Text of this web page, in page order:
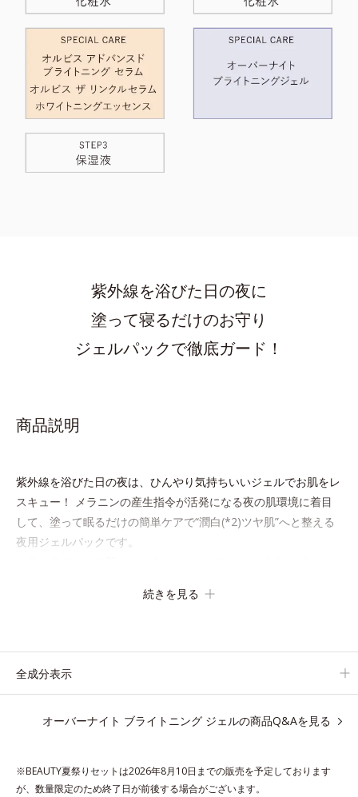
紫外線を浴びた日の夜に
塗って寝るだけのお守り
ジェルパックで徹底ガード！
商品説明
紫外線を浴びた日の夜は、ひんやり気持ちいいジェルでお肌をレ
スキュー！ メラニンの産生指令が活発になる夜の肌環境に着目
して、塗って眠るだけの簡単ケアで“潤白(*2)ツヤ肌”へと整える
夜用ジェルパックです。
やすい肌環境を叶えます。
っちり質感に、最後はなめらかな水膜へと3変化。
ーします。
続きを見る
全成分表示
オーバーナイト ブライトニング ジェルの商品Q&Aを見る
※BEAUTY夏祭りセットは2026年8月10日までの販売を予定しております
が、数量限定のため終了日が前後する場合がございます。